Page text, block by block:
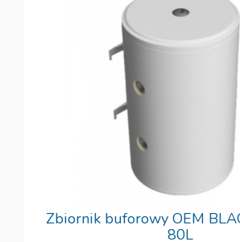
Zbiornik buforowy OEM
80L